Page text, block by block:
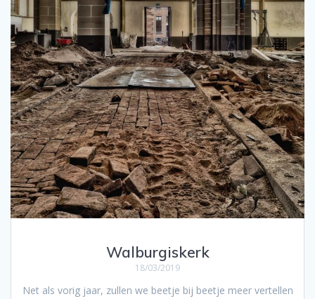
Walburgiskerk
18/03/2019
Net als vorig jaar, zullen we beetje bij beetje meer vertellen